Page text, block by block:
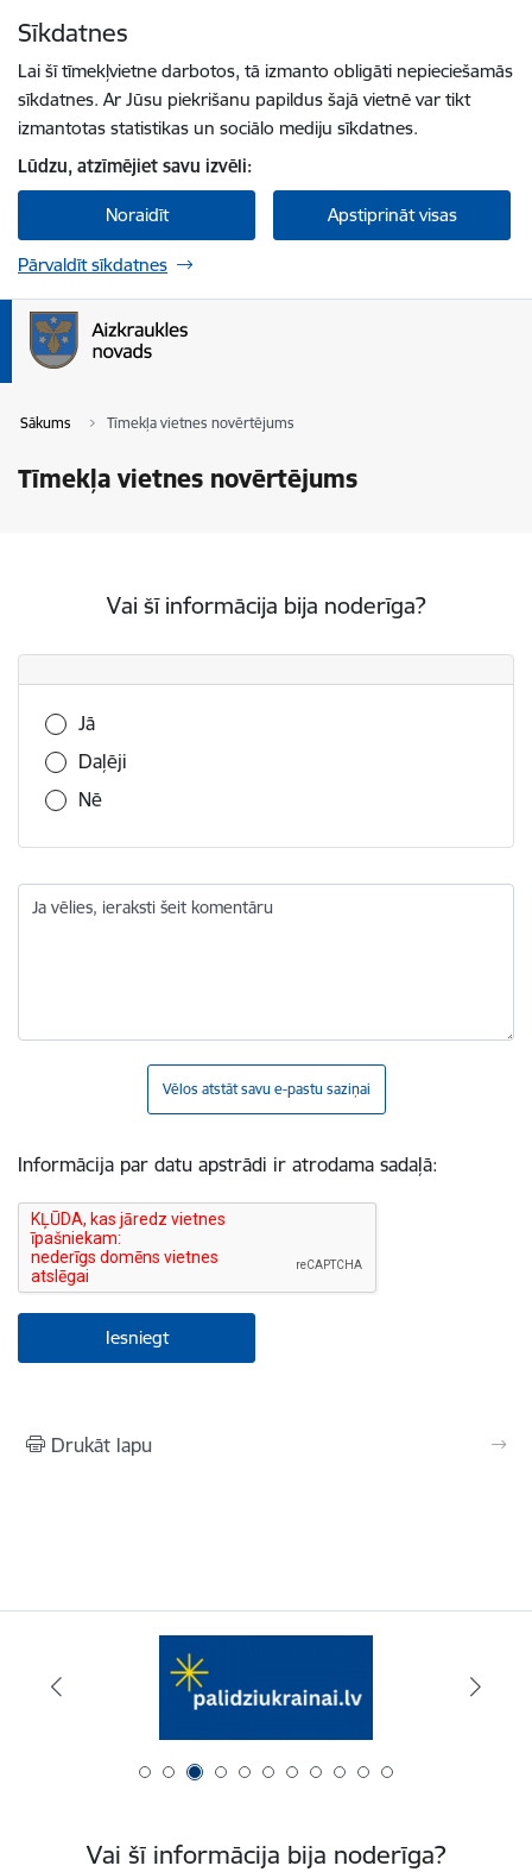
Sīkdatnes
Lai šī tīmekļvietne darbotos, tā izmanto obligāti nepieciešamās
sīkdatnes. Ar Jūsu piekrišanu papildus šajā vietnē var tikt
izmantotas statistikas un sociālo mediju sīkdatnes.
Lūdzu, atzīmējiet savu izvēli:
Noraidīt Apstiprināt visas
Pārvaldīt sīkdatnes
Sākums Tīmekļa vietnes novērtējums
Tīmekļa vietnes novērtējums
Vai šī informācija bija noderīga?
Vai šī informācija bija noderīga?
Jā
Daļēji
Nē
Ja vēlies, ieraksti šeit komentāru
Vēlos atstāt savu e-pastu saziņai
Informācija par datu apstrādi ir atrodama sadaļā:
Drukāt lapu
Vai šī informācija bija noderīga?